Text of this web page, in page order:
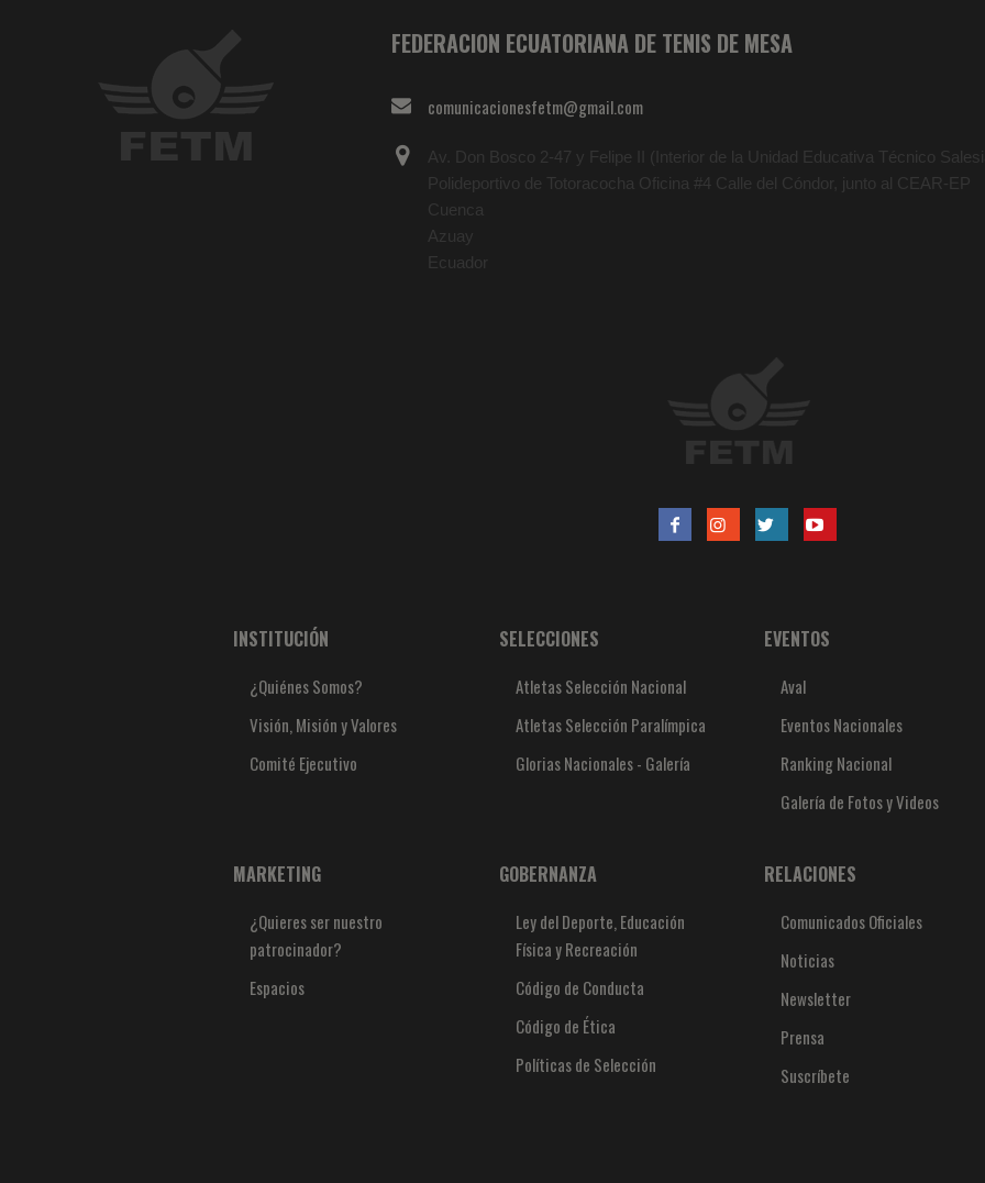
FEDERACION ECUATORIANA DE TENIS DE MESA
comunicacionesfetm@gmail.com
Av. Don Bosco 2-47 y Felipe II (Interior de la Unidad Educativa Técnico
Polideportivo de Totoracocha Oficina #4 Calle del Cóndor, junto al CEAR-EP
Cuenca
Azuay
Ecuador
INSTITUCIÓN
¿Quiénes Somos?
Visión, Misión y Valores
Comité Ejecutivo
SELECCIONES
Atletas Selección Nacional
Atletas Selección Paralímpica
Glorias Nacionales - Galería
EVENTOS
Aval
Eventos Nacionales
Ranking Nacional
Galería de Fotos y Videos
MARKETING
¿Quieres ser nuestro
patrocinador?
Espacios
GOBERNANZA
Ley del Deporte, Educación
Física y Recreación
Código de Conducta
Código de Ética
Políticas de Selección
RELACIONES
Comunicados Oficiales
Noticias
Newsletter
Prensa
Suscríbete